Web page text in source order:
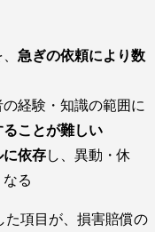
急ぎの依頼により数
経験・知識の範囲に
ることが難しい
に依存し、異動・休
る
た項目が、損害賠償の